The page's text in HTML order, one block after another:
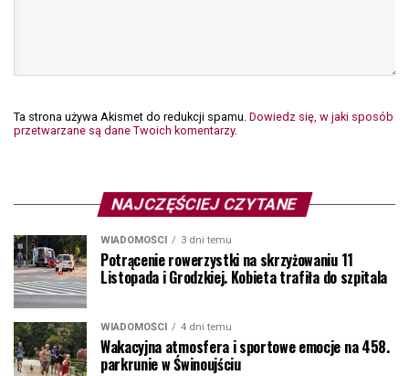
Ta strona używa Akismet do redukcji spamu. Dowiedz się, w jaki sposób
przetwarzane są dane Twoich komentarzy.
NAJCZĘŚCIEJ CZYTANE
WIADOMOŚCI 3 dni temu
Potrącenie rowerzystki na skrzyżowaniu 11
Listopada i Grodzkiej. Kobieta trafiła do szpitala
WIADOMOŚCI 4 dni temu
Wakacyjna atmosfera i sportowe emocje na 458.
parkrunie w Świnoujściu